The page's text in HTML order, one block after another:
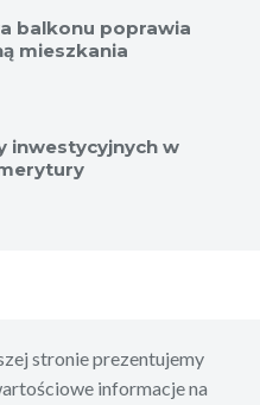
balkonu poprawia
mieszkania
inwestycyjnych w
stronie prezentujemy
informacje na